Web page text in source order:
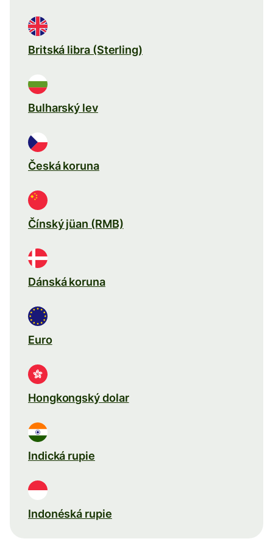
Britská libra (Sterling)
Bulharský lev
Česká koruna
Čínský jüan (RMB)
Dánská koruna
Euro
Hongkongský dolar
Indická rupie
Indonéská rupie